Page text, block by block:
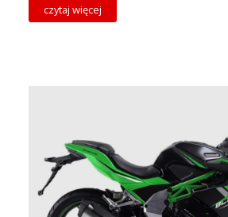
czytaj więcej